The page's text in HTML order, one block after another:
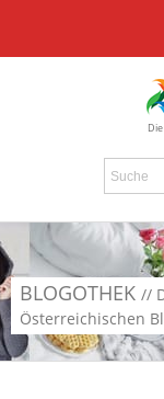
BLOGOTHEK //
Österreichischen